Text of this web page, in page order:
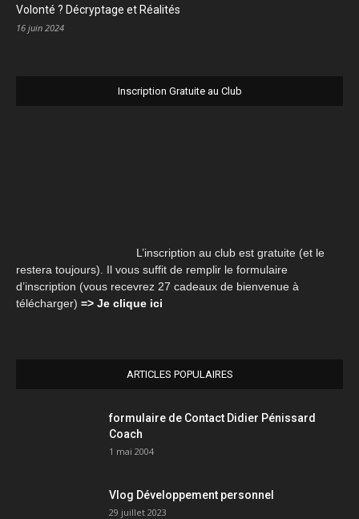
Volonté ? Décryptage et Réalités
16 juin 2024
Inscription Gratuite au Club
L’inscription au club est gratuite (et le
restera toujours). Il vous suffit de remplir le formulaire
d’inscription (vous recevrez 27 cadeaux de bienvenue à
télécharger) => Je clique ici
ARTICLES POPULAIRES
formulaire de Contact Didier Pénissard
Coach
1 mai 2004
Vlog Développement personnel
29 juillet 2023